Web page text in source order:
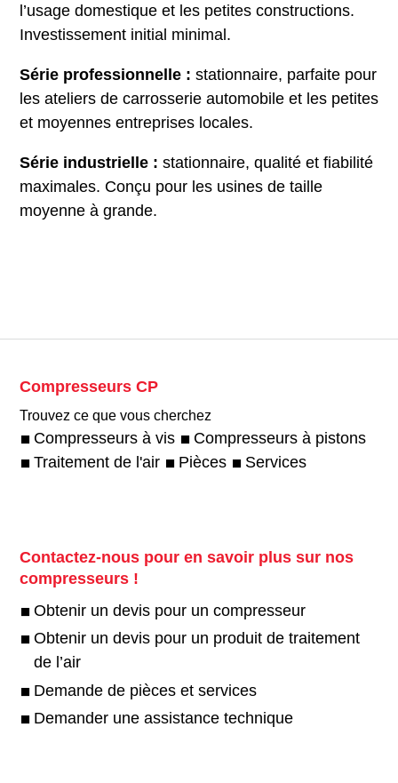
l’usage domestique et les petites constructions.
Investissement initial minimal.
Série professionnelle : stationnaire, parfaite pour
les ateliers de carrosserie automobile et les petites
et moyennes entreprises locales.
Série industrielle : stationnaire, qualité et fiabilité
maximales. Conçu pour les usines de taille
moyenne à grande.
Compresseurs CP
Trouvez ce que vous cherchez
Compresseurs à vis
Compresseurs à pistons
Traitement de l'air
Pièces Services
Contactez-nous pour en savoir plus sur nos
compresseurs !
Obtenir un devis pour un compresseur
Obtenir un devis pour un produit de traitement
de l’air
Demande de pièces et services
Demander une assistance technique